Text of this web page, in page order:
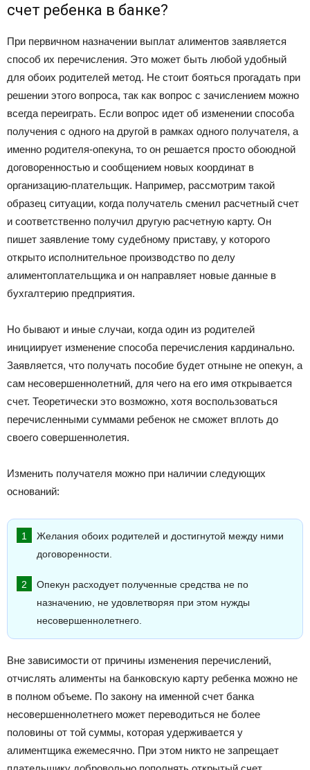
счет ребенка в банке?
При первичном назначении выплат алиментов заявляется
способ их перечисления. Это может быть любой удобный
для обоих родителей метод. Не стоит бояться прогадать при
решении этого вопроса, так как вопрос с зачислением можно
всегда переиграть. Если вопрос идет об изменении способа
получения с одного на другой в рамках одного получателя, а
именно родителя-опекуна, то он решается просто обоюдной
договоренностью и сообщением новых координат в
организацию-плательщик. Например, рассмотрим такой
образец ситуации, когда получатель сменил расчетный счет
и соответственно получил другую расчетную карту. Он
пишет заявление тому судебному приставу, у которого
открыто исполнительное производство по делу
алиментоплательщика и он направляет новые данные в
бухгалтерию предприятия.
Но бывают и иные случаи, когда один из родителей
инициирует изменение способа перечисления кардинально.
Заявляется, что получать пособие будет отныне не опекун, а
сам несовершеннолетний, для чего на его имя открывается
счет. Теоретически это возможно, хотя воспользоваться
перечисленными суммами ребенок не сможет вплоть до
своего совершеннолетия.
Изменить получателя можно при наличии следующих
оснований:
Желания обоих родителей и достигнутой между ними
договоренности.
Опекун расходует полученные средства не по
назначению, не удовлетворяя при этом нужды
несовершеннолетнего.
Вне зависимости от причины изменения перечислений,
отчислять алименты на банковскую карту ребенка можно не
в полном объеме. По закону на именной счет банка
несовершеннолетнего может переводиться не более
половины от той суммы, которая удерживается у
алиментщика ежемесячно. При этом никто не запрещает